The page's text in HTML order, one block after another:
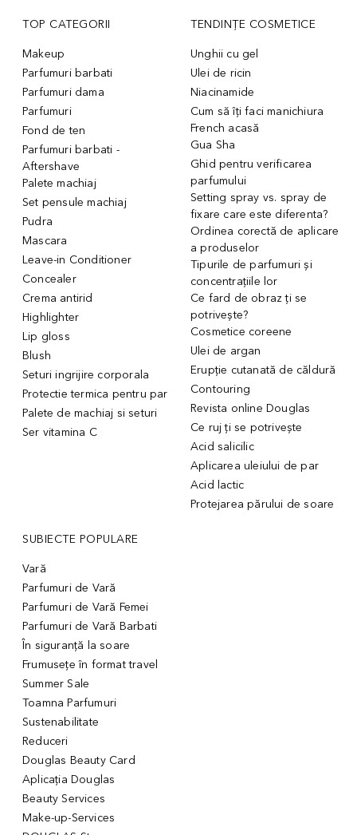
TOP CATEGORII
Makeup
Parfumuri barbati
Parfumuri dama
Parfumuri
Fond de ten
Parfumuri barbati -
Aftershave
Palete machiaj
Set pensule machiaj
Pudra
Mascara
Leave-in Conditioner
Concealer
Crema antirid
Highlighter
Lip gloss
Blush
Seturi ingrijire corporala
Protectie termica pentru par
Palete de machiaj si seturi
Ser vitamina C
TENDINȚE COSMETICE
Unghii cu gel
Ulei de ricin
Niacinamide
Cum să îți faci manichiura
French acasă
Gua Sha
Ghid pentru verificarea
parfumului
Setting spray vs. spray de
fixare care este diferenta?
Ordinea corectă de aplicare
a produselor
Tipurile de parfumuri și
concentrațiile lor
Ce fard de obraz ți se
potrivește?
Cosmetice coreene
Ulei de argan
Erupție cutanată de căldură
Contouring
Revista online Douglas
Ce ruj ți se potrivește
Acid salicilic
Aplicarea uleiului de par
Acid lactic
Protejarea părului de soare
SUBIECTE POPULARE
Vară
Parfumuri de Vară
Parfumuri de Vară Femei
Parfumuri de Vară Barbati
În siguranță la soare
Frumusețe în format travel
Summer Sale
Toamna Parfumuri
Sustenabilitate
Reduceri
Douglas Beauty Card
Aplicația Douglas
Beauty Services
Make-up-Services